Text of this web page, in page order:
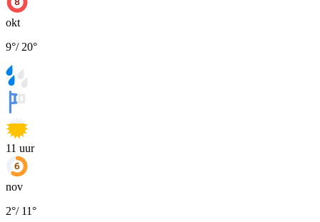
okt
9°/ 20°
11 uur
nov
2°/ 11°